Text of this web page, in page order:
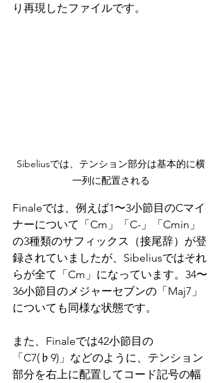
り再現したファイルです。
Sibeliusでは、テンション部分は基本的に横
一列に配置される
Finaleでは、例えば1〜3小節目のCマイ
ナーについて「Cm」「C-」「Cmin」
の3種類のサフィックス（接尾辞）が登
録されていましたが、Sibeliusではそれ
らが全て「Cm」になっています。34〜
36小節目のメジャーセブンの「Maj7」
についても同様な状態です。
また、Finaleでは42小節目の
「C7( ♭ 9)」などのように、テンション
部分を右上に配置してコード記号の幅